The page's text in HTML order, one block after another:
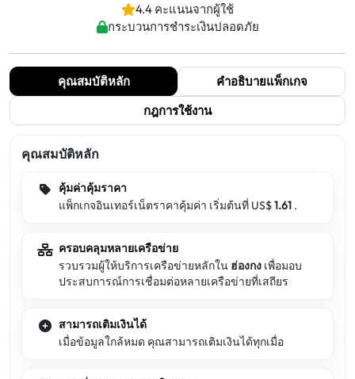
4.4 คะแนนจากผู้ใช้
กระบวนการชำระเงินปลอดภัย
คุณสมบัติหลัก
คำอธิบายแพ็กเกจ
กฎการใช้งาน
คุณสมบัติหลัก
คุ้มค่าคุ้มราคา
แพ็กเกจอินเทอร์เน็ตราคาคุ้มค่า เริ่มต้นที่ US$1.61 .
ครอบคลุมหลายเครือข่าย
รวบรวมผู้ให้บริการเครือข่ายหลักใน ฮ่องกง เพื่อมอบ
ประสบการณ์การเชื่อมต่อหลายเครือข่ายที่เสถียร
สามารถเติมเงินได้
เมื่อข้อมูลใกล้หมด คุณสามารถเติมเงินได้ทุกเมื่อ